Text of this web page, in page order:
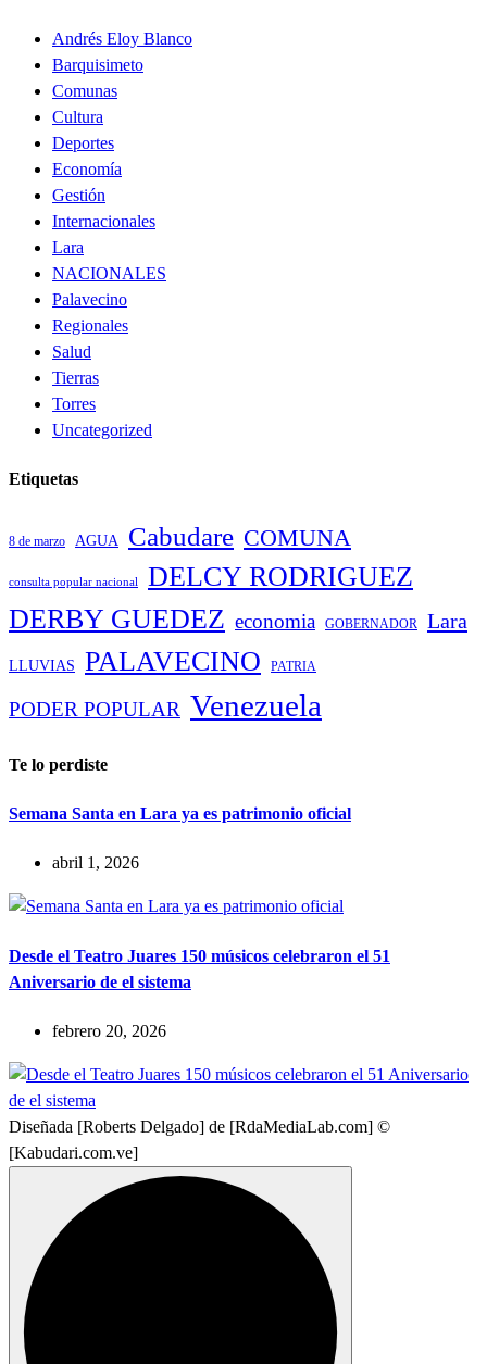
Andrés Eloy Blanco
Barquisimeto
Comunas
Cultura
Deportes
Economía
Gestión
Internacionales
Lara
NACIONALES
Palavecino
Regionales
Salud
Tierras
Torres
Uncategorized
Etiquetas
8 de marzo AGUA Cabudare COMUNA
consulta popular nacional
DELCY RODRIGUEZ
DERBY GUEDEZ economia GOBERNADOR Lara
LLUVIAS PALAVECINO PATRIA
PODER POPULAR Venezuela
Te lo perdiste
Semana Santa en Lara ya es patrimonio oficial
abril 1, 2026
Desde el Teatro Juares 150 músicos celebraron el 51
Aniversario de el sistema
febrero 20, 2026
Diseñada [Roberts Delgado] de [RdaMediaLab.com] ©
[Kabudari.com.ve]